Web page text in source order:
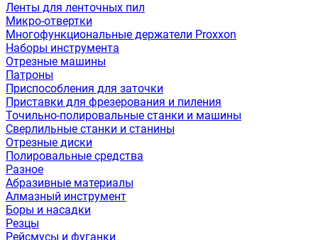
Ленты для ленточных пил
Микро-отвертки
Многофункциональные держатели Proxxon
Наборы инструмента
Отрезные машины
Патроны
Приспособления для заточки
Приставки для фрезерования и пиления
Точильно-полировальные станки и машины
Сверлильные станки и станины
Отрезные диски
Полировальные средства
Разное
Абразивные материалы
Алмазный инструмент
Боры и насадки
Резцы
Рейсмусы и фуганки